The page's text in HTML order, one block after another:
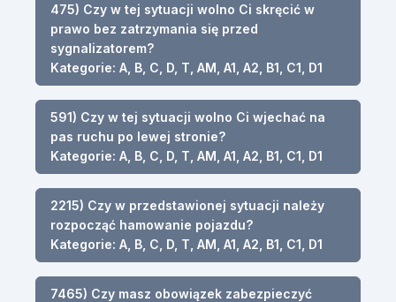
475) Czy w tej sytuacji wolno Ci skręcić w
prawo bez zatrzymania się przed
sygnalizatorem?
Kategorie: A, B, C, D, T, AM, A1, A2, B1, C1, D1
591) Czy w tej sytuacji wolno Ci wjechać na
pas ruchu po lewej stronie?
Kategorie: A, B, C, D, T, AM, A1, A2, B1, C1, D1
2215) Czy w przedstawionej sytuacji należy
rozpocząć hamowanie pojazdu?
Kategorie: A, B, C, D, T, AM, A1, A2, B1, C1, D1
7465) Czy masz obowiązek zabezpieczyć